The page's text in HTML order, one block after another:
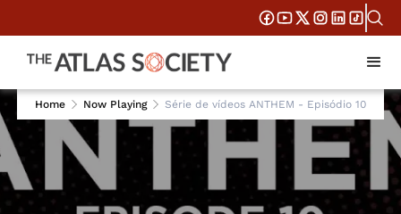
Home Now Playing Série de vídeos ANTHEM - Episódio 10